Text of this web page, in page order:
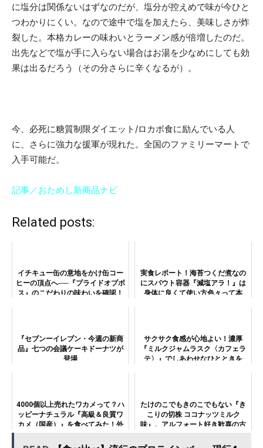
に塩分は関係ないはずなのだが、塩分が控えめで味が今ひと
つわかりにくい。なので途中で塩を加えたら、美味しさが炸
裂した。本格カレーの味わいとラーメン感が倍増したのだ。
出先などで塩が手に入らない場合はお湯を少なめにしても効
果は出るだろう（その分さらに辛くなるが）。
今、必死に糖質制限ダイエット/ロカボ食に励んでいる人
に、さらに強力な援軍が現れた。全国のファミリーマートで
入手可能だ。
記事／おためし新商品ナビ
Related posts:
イチキュー缶の意地をかけ缶コー
ヒーの頂点へ──『プライドオブボ
ス』のこだわりの味わいを確認！
実食レポート！海苔つくだ煮なの
にスパウト容器『減塩アラ！』は
身体に良くて使い方色々って本
『セブンーイレブン・今週の新商
品』七つの会議ケーキドーナツが
登場
サクサク食感が心地よい！濃厚
『ミルクジャムラスク〈カフェラ
テ〉』でしあわせなひとときを
4000個以上売れたワカメって？ハ
ッピーナチュラル『高級＆良質ワ
カメ（国産）』を食べてみた！外
たけのこでもきのこでもない『き
こりの切株 ココナッツミルク
味』。アルフォート好き歓喜の古